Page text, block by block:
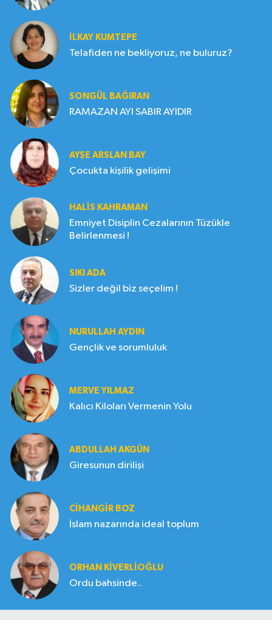
İLKAY KUMTEPE
Telafiden ne bekliyoruz, ne buluruz?
SONGÜL BAĞIRAN
RAMAZAN AYI SABIR AYIDIR
AYŞE ARSLAN BAY
Çocukta kişilik gelişimi
HALIS KAHRAMAN
Emniyet Disiplin Cezalarının Tüzükle
Belirlenmesi !
SIKI ADA
Sizler değil biz seçelim !
NURULLAH AYDIN
Gençlik ve sorumluluk
MERVE YILMAZ
Kalıcı Kiloları Vermenin Yolu
ABDULLAH AKGÜN
Giresunun dirilişi
CIHANGIR BOZ
İslam nazarında ideal toplum
ORHAN KIVERLIOĞLU
Ordu bahsinde..